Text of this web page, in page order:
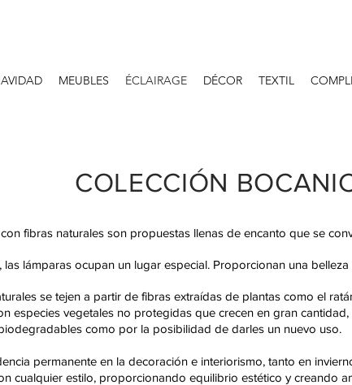
MEUBLES ÉCLAIRAGE DÉCOR TEXTIL
COLECCIÓN
fibras naturales son propuestas llenas de encanto que se
las lámparas ocupan un lugar especial. Proporcionan una
se tejen a partir de fibras extraídas de plantas como el
especies vegetales no protegidas que crecen en gran
como por la posibilidad de darles un nuevo uso.
permanente en la decoración e interiorismo, tanto en
cualquier estilo, proporcionando equilibrio estético y creando